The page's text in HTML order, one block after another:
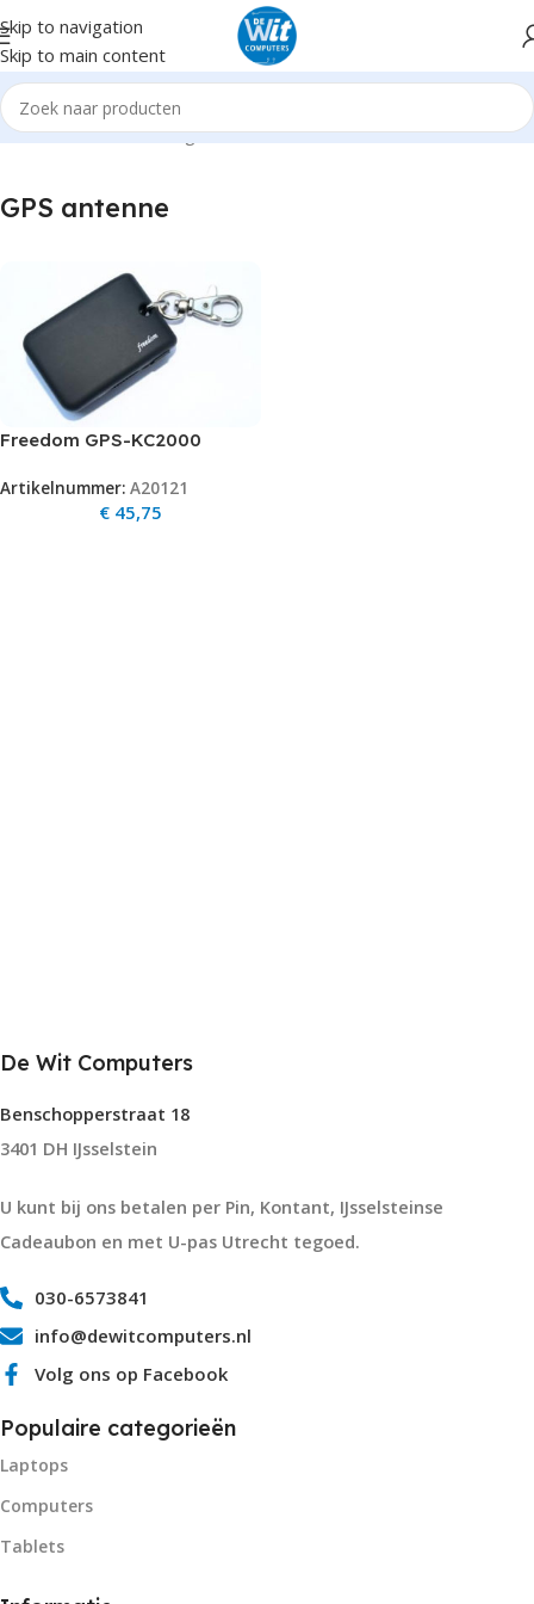
Skip to navigation
Skip to main content
Home Hardware Navigatie GPS antenne
GPS antenne
Freedom GPS-KC2000
op=op
Artikelnummer: A20121
€ 45,75
De Wit Computers
Benschopperstraat 18
3401 DH IJsselstein
U kunt bij ons betalen per Pin, Kontant, IJsselsteinse
Cadeaubon en met U-pas Utrecht tegoed.
030-6573841
info@dewitcomputers.nl
Volg ons op Facebook
Populaire categorieën
Laptops
Computers
Tablets